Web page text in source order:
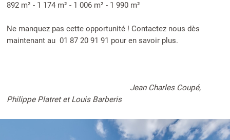
892 m² - 1 174 m² - 1 006 m² - 1 990 m²
Ne manquez pas cette opportunité ! Contactez nous dès
maintenant au 01 87 20 91 91 pour en savoir plus.
Jean Charles Coupé,
Philippe Platret et Louis Barberis